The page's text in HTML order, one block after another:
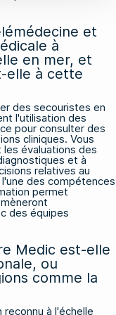
et
à
en mer, et
elle à cette
des secouristes en
l'utilisation des
pour consulter des
cliniques. Vous
évaluations des
et à
relatives au
des compétences
permet
des équipes
Medic est-elle
ou
comme la
à l'échelle